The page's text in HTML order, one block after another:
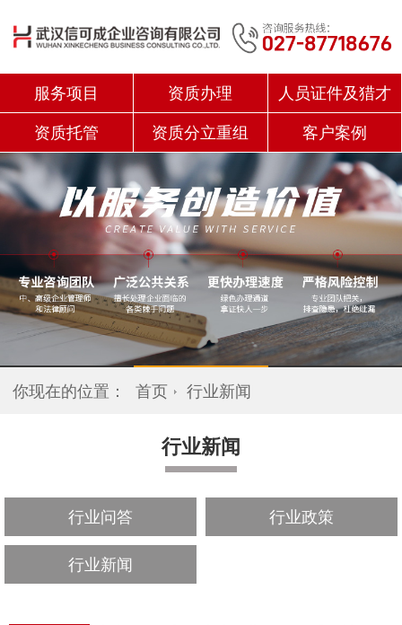
服务项目 资质办理 人员证件及猎才
资质托管 资质分立重组 客户案例
你现在的位置： 首页 行业新闻
行业新闻
行业问答 行业政策
行业新闻